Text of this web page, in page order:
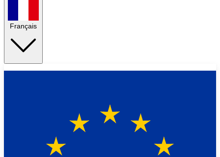
Français